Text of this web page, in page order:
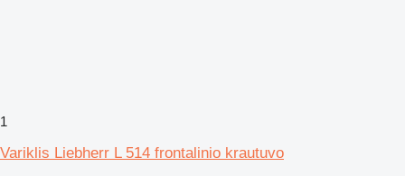
1
Variklis Liebherr L 514 frontalinio krautuvo